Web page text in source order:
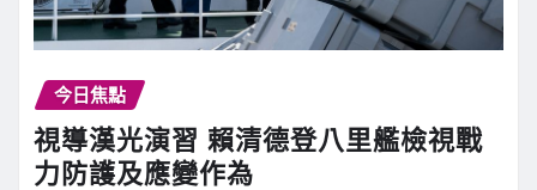
今日焦點
視導漢光演習 賴清德登八里艦檢視戰
力防護及應變作為